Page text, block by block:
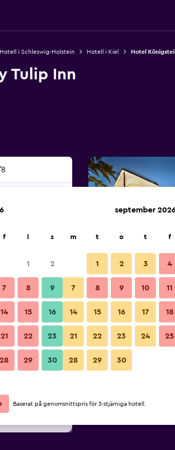
Hotell i Schleswig-Holstein Hotell i Kiel Hotel
Tulip Inn
natt
Visa erbjudande
Visa erbjudande
Inn
Byggnad
Bilder från Hotel Königstein
f s
1 2
7 8 9
14 15 16
21 22 23
28 29 30
september
m t o t f
1 2 3 4
7 8 9 10 11
14 15 16 17 18
21 22 23 24 25
28 29 30
Baserat på genomsnittspris för 3-stjärniga hotell.